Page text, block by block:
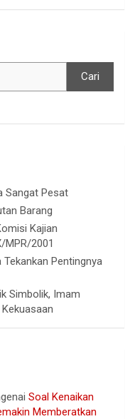
Cari
Sangat Pesat
Barang
Kajian
MPR/2001
Pentingnya
Simbolik, Imam
Soal Kenaikan
Memberatkan